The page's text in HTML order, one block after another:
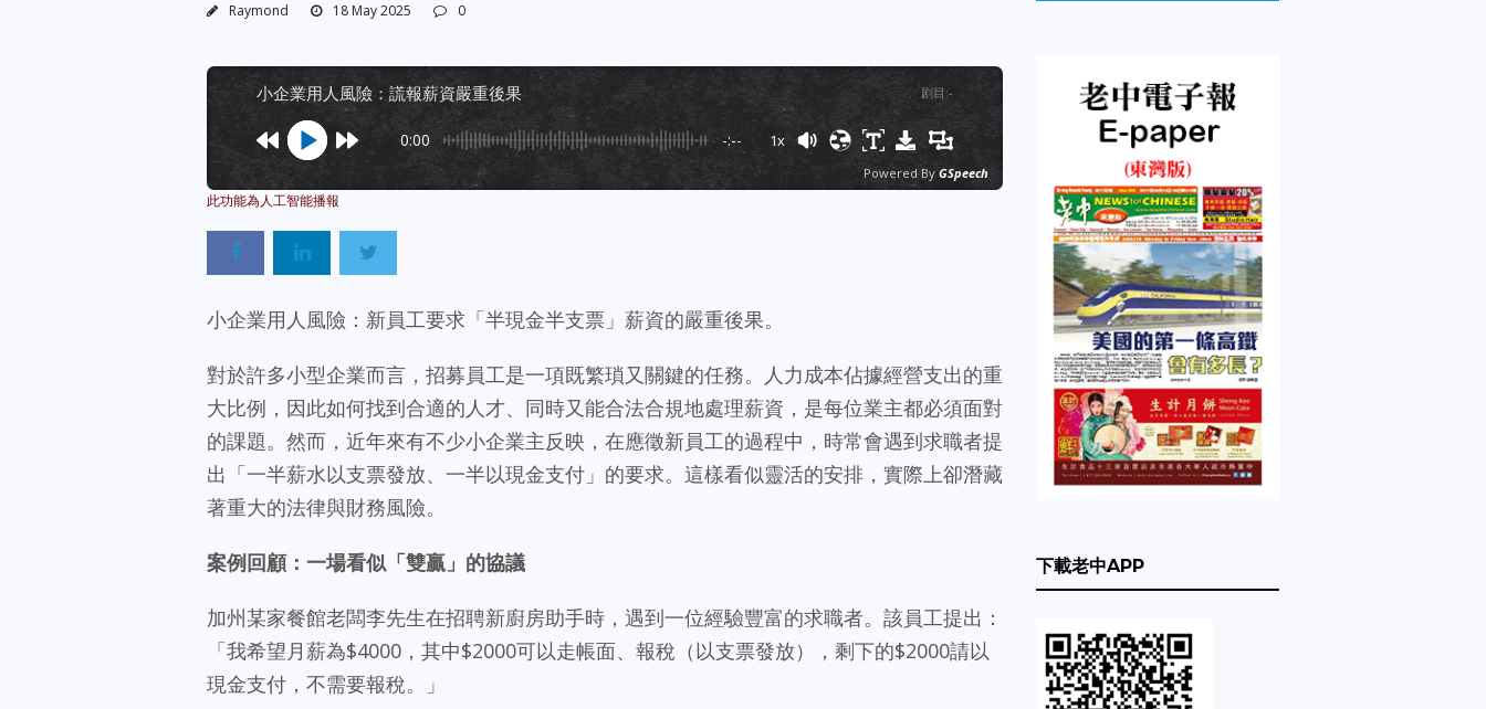
Raymond 18 May 2025 0
小企業用人風險：謊報薪資嚴重後果 剧目 :-
0:00 -:-- 1x
Powered By GSpeech
小企業用人風險：新員工要求「半現金半支票」薪資的嚴重後果。
對於許多小型企業而言，招募員工是一項既繁瑣又關鍵的任務。人力成本佔據經營支出的重
大比例，因此如何找到合適的人才、同時又能合法合規地處理薪資，是每位業主都必須面對
的課題。然而，近年來有不少小企業主反映，在應徵新員工的過程中，時常會遇到求職者提
出「一半薪水以支票發放、一半以現金支付」的要求。這樣看似靈活的安排，實際上卻潛藏
著重大的法律與財務風險。
案例回顧：一場看似「雙贏」的協議
加州某家餐館老闆李先生在招聘新廚房助手時，遇到一位經驗豐富的求職者。該員工提出：
「我希望月薪為$4000，其中$2000可以走帳面、報稅（以支票發放），剩下的$2000請以
現金支付，不需要報稅。」
下載老中APP